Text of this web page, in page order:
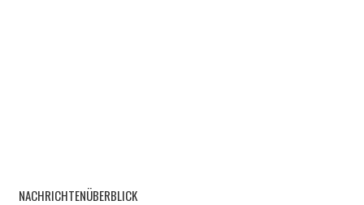
NACHRICHTENÜBERBLICK